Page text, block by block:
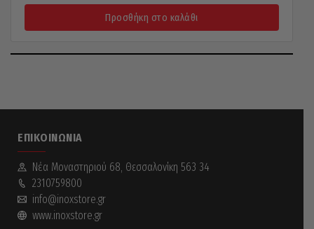
Προσθήκη στο καλάθι
ΕΠΙΚΟΙΝΩΝΊΑ
Νέα Mοναστηριού 68, Θεσσαλονίκη 563 34
2310759800
info@inoxstore.gr
www.inoxstore.gr